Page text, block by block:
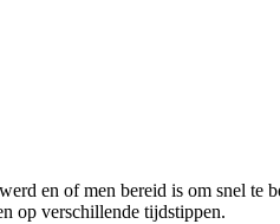
en of men bereid is om snel te
op verschillende tijdstippen.